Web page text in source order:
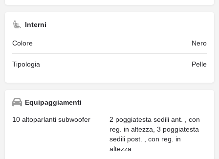
Interni
Colore Nero
Tipologia Pelle
Equipaggiamenti
10 altoparlanti subwoofer
2 poggiatesta sedili ant. , con
reg. in altezza, 3 poggiatesta
sedili post. , con reg. in
altezza